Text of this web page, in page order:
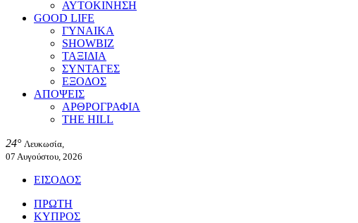
ΑΥΤΟΚΙΝΗΣΗ
GOOD LIFE
ΓΥΝΑΙΚΑ
SHOWBIZ
ΤΑΞΙΔΙΑ
ΣΥΝΤΑΓΕΣ
ΕΞΟΔΟΣ
ΑΠΟΨΕΙΣ
ΑΡΘΡΟΓΡΑΦΙΑ
THE HILL
24° Λευκωσία,
07 Αυγούστου, 2026
ΕΙΣΟΔΟΣ
ΠΡΩΤΗ
ΚΥΠΡΟΣ